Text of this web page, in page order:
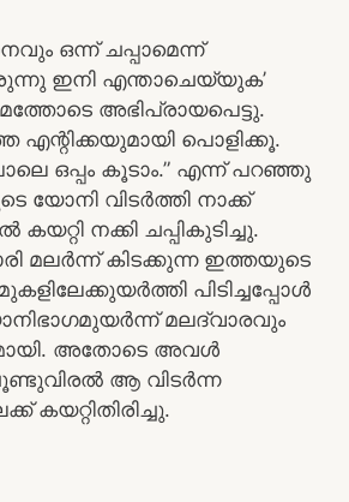
ഒന്ന് ചപ്പാമെന്ന്
ഇനി എന്താചെയ്യുക’
അഭിപ്രായപെട്ടു.
എന്റിക്കയുമായി പൊളിക്കൂ.
ഒപ്പം കൂടാം.” എന്ന് പറഞ്ഞു
യോനി വിടർത്തി നാക്ക്
കയറ്റി നക്കി ചപ്പികുടിച്ചു.
മലർന്ന് കിടക്കുന്ന ഇത്തയുടെ
പിടിച്ചപ്പോൾ
മലദ്വാരവും
അതോടെ അവൾ
ആ വിടർന്ന
കയറ്റിതിരിച്ചു.